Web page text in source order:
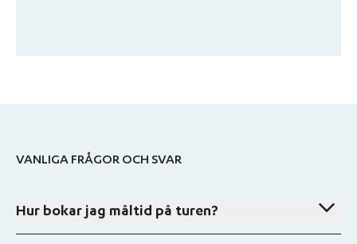
VANLIGA FRÅGOR OCH SVAR
Hur bokar jag måltid på turen?